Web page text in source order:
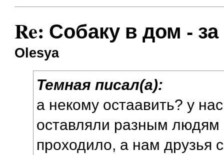
Re: Собаку в дом -
Olesya
Темная писал(а):
а некому остаавить? у
оставляли разным людям
проходило, а нам друзья